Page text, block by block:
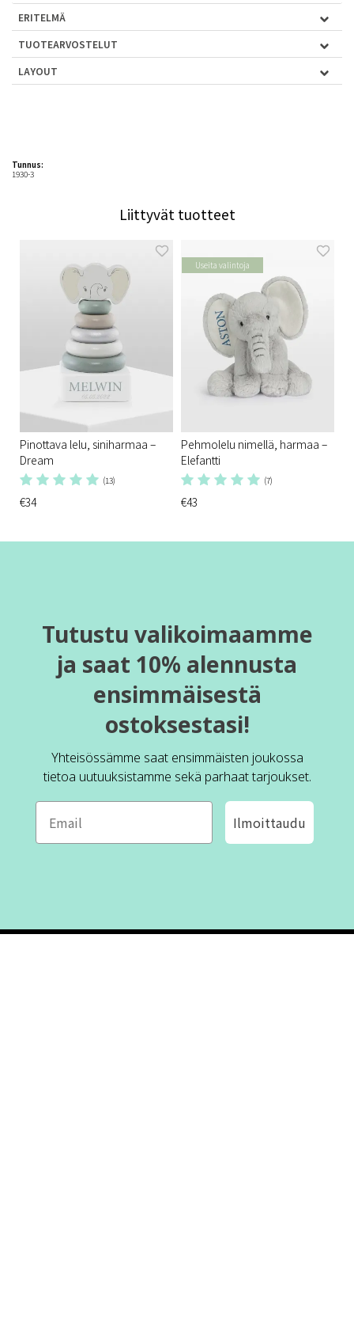
ERITELMÄ
TUOTEARVOSTELUT
LAYOUT
Tunnus:
1930-3
Liittyvät tuotteet
Pinottava lelu, siniharmaa –
Dream
(13)
€34
Useita valintoja
Pehmolelu nimellä, harmaa –
Elefantti
(7)
€43
Tutustu valikoimaamme
ja saat 10% alennusta
ensimmäisestä
ostoksestasi!
Yhteisössämme saat ensimmäisten joukossa
tietoa uutuuksistamme sekä parhaat tarjoukset.
Ilmoittaudu